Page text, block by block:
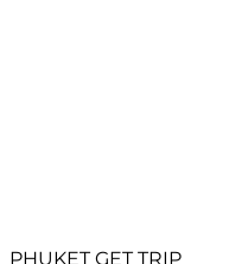
PHUKET GET TRIP